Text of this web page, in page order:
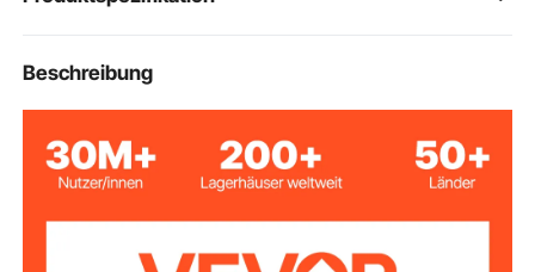
Artikelmodellnum
mer
Hubhöhenbereich 60–125 cm / 24–49 Zoll
eich
40-71 Zoll / 101–180 cm
Beschreibung